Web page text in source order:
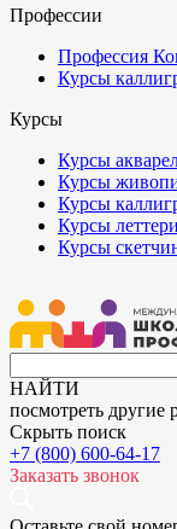
Профессии
Профессия
Курсы
Курсы
Курсы
Курсы
Курсы
Курсы
Курсы
НАЙТИ
посмотреть другие
Скрыть поиск
+7 (800) 600-64-17
Заказать звонок